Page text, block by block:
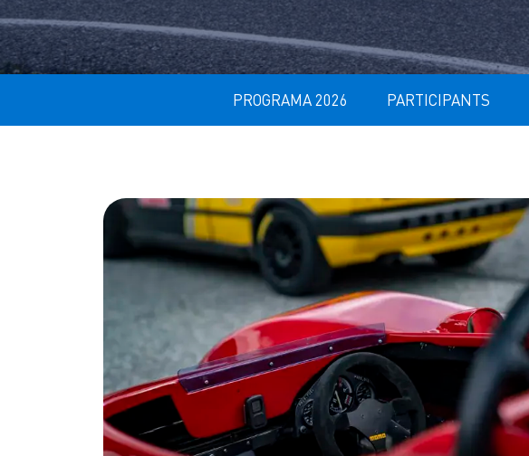
PROGRAMA 2026 PARTICIPANTS